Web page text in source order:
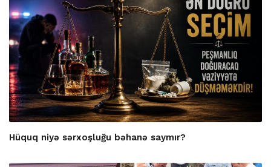
Hüquq niyə sərxoşluğu bəhanə saymır?